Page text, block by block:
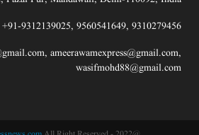
+91-9312139025, 9560541649, 9310279456
, ameerawamexpress@gmail.com,
wasifmohd88@gmail.com